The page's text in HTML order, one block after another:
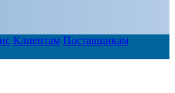
Клиентам Поставщикам